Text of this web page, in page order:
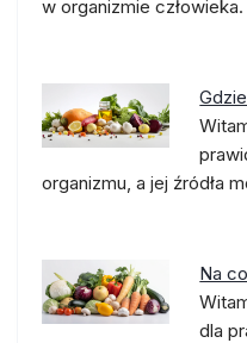
w organizmie
organizmu, a jej źródła
Na
dla